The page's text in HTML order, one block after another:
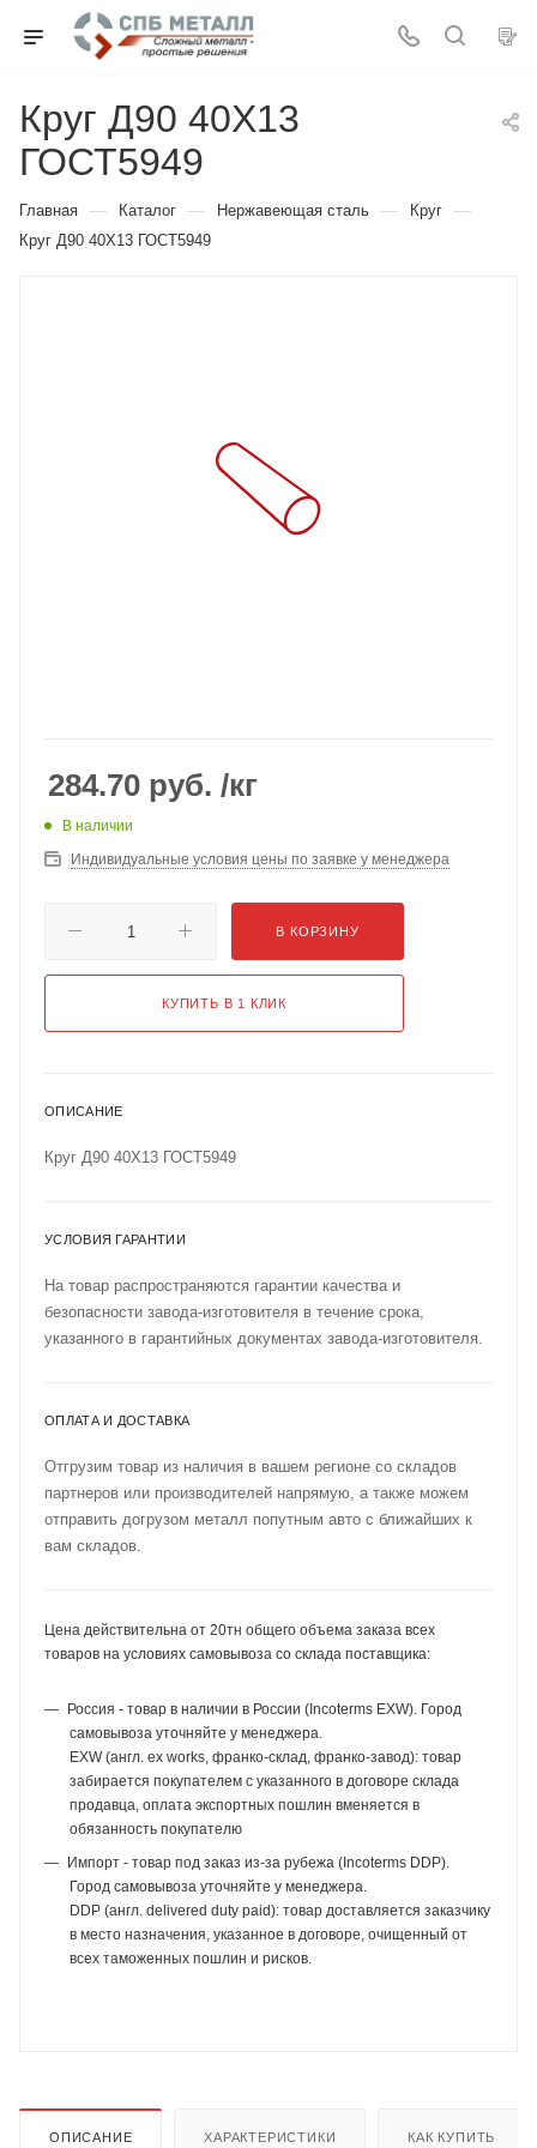
Круг Д90 40Х13
ГОСТ5949
Главная — Каталог — Нержавеющая сталь — Круг —
Круг Д90 40Х13 ГОСТ5949
284.70 руб. /кг
В наличии
Индивидуальные условия цены по заявке у менеджера
В КОРЗИНУ
КУПИТЬ В 1 КЛИК
ОПИСАНИЕ
Круг Д90 40Х13 ГОСТ5949
УСЛОВИЯ ГАРАНТИИ
На товар распространяются гарантии качества и
безопасности завода-изготовителя в течение срока,
указанного в гарантийных документах завода-изготовителя.
ОПЛАТА И ДОСТАВКА
Отгрузим товар из наличия в вашем регионе со складов
партнеров или производителей напрямую, а также можем
отправить догрузом металл попутным авто с ближайших к
вам складов.
Цена действительна от 20тн общего объема заказа всех
товаров на условиях самовывоза со склада поставщика:
Россия - товар в наличии в России (Incoterms EXW). Город
самовывоза уточняйте у менеджера.
EXW (англ. ex works, франко-склад, франко-завод): товар
забирается покупателем с указанного в договоре склада
продавца, оплата экспортных пошлин вменяется в
обязанность покупателю
Импорт - товар под заказ из-за рубежа (Incoterms DDP).
Город самовывоза уточняйте у менеджера.
DDP (англ. delivered duty paid): товар доставляется заказчику
в место назначения, указанное в договоре, очищенный от
всех таможенных пошлин и рисков.
ОПИСАНИЕ ХАРАКТЕРИСТИКИ КАК КУПИТЬ